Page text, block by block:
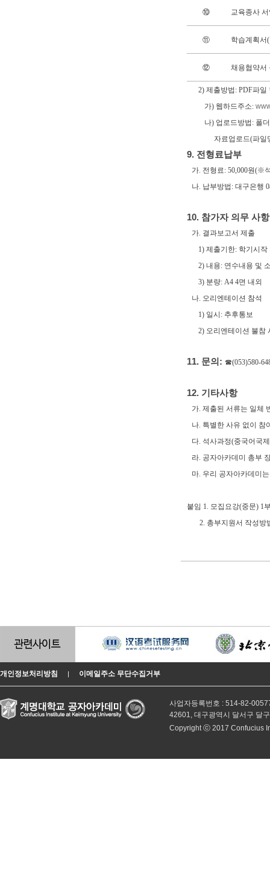
⑩ 교육종사
⑪ 학습계획서
⑫ 채용협약서
2) 제출방법: PDF파
가) 웹하드주소:
나) 업로드방법: 폴더
자료업로드(파일명은
9. 전형료납부
가. 전형료: 50,000원(※
나. 납부방법: 대구은행
10. 참가자 의무 사항
가. 결과보고서 제출
1) 제출기한: 학기시작
2) 내용: 연수내용 및
3) 분량: A4 4면 내외
나. 오리엔테이션 참석
1) 일시: 추후통보
2) 오리엔테이션 불참
11. 문의: ☎(053)580-
12. 기타사항
가. 제출된 서류는 일체
나. 특별한 사유 없이 참
다. 석사과정(중국어국
라. 공자아카데미 총부
마. 우리 공자아카데미
붙임 1. 모집요강(중문) 1
2. 총부지원서 작성방
개인정보처리방침 | 이메일주소 무단수집거부
사업자등록번호 : 514-82-
42601, 대구광역시 달서구 달
Copyright ⓒ 2017 Confucius